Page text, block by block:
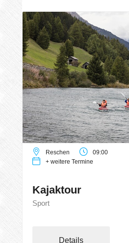
Reschen
09:00
+ weitere Termine
Kajaktour
Sport
Details